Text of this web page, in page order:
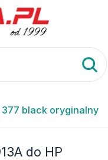
377 black oryginalny
do HP